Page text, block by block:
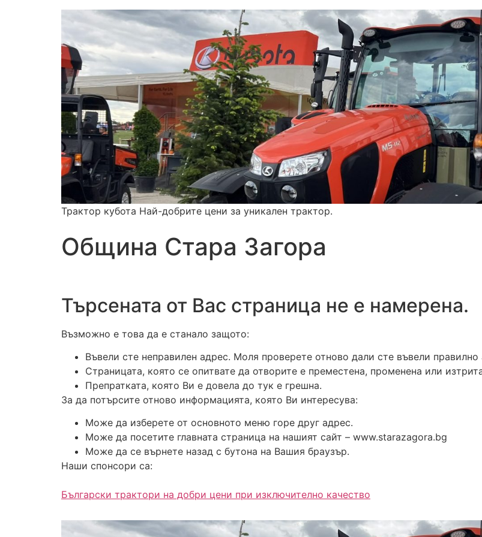
Трактор кубота Най-добрите цени за уникален трактор.
Община Стара Загора
Търсената от Вас страница не е намерена.
Възможно е това да е станало защото:
Въвели сте неправилен адрес. Моля проверете отново дали сте въвели
Страницата, която се опитвате да отворите е преместена, променена или
Препратката, която Ви е довела до тук е грешна.
За да потърсите отново информацията, която Ви интересува:
Може да изберете от основното меню горе друг адрес.
Може да посетите главната страница на нашият сайт – www.starazagora.bg
Може да се върнете назад с бутона на Вашия браузър.
Наши спонсори са:
Български трактори на добри цени при изключително качество